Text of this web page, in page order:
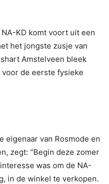
KD komt voort uit een
het jongste zusje van
Amstelveen bleek
de eerste fysieke
eigenaar van Rosmode en
zegt: “Begin deze zomer
was om de NA-
in de winkel te verkopen.